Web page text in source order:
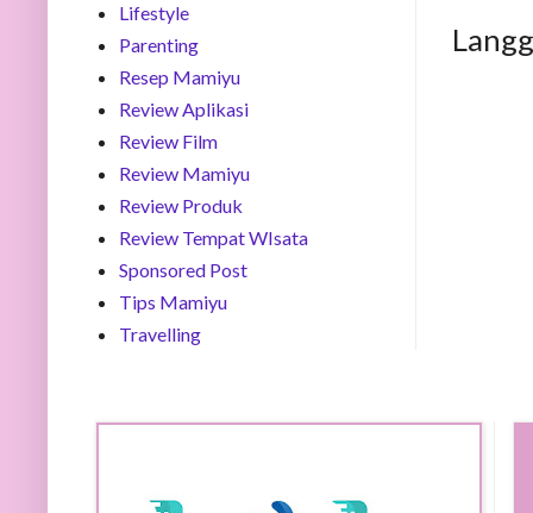
Lifestyle
Parenting
Resep Mamiyu
Review Aplikasi
Review Film
Review Mamiyu
Review Produk
Review Tempat WIsata
Sponsored Post
Tips Mamiyu
Travelling